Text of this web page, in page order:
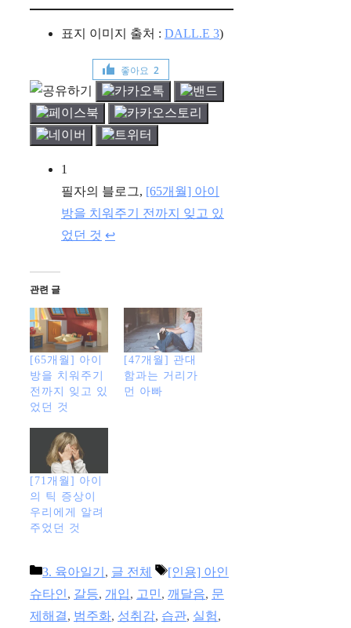
표지 이미지 출처 : DALL.E 3)
좋아요 2
1
필자의 블로그, [65개월] 아이
방을 치워주기 전까지 잊고 있
었던 것 ↩︎
관련 글
[65개월] 아이
방을 치워주기
전까지 잊고 있
었던 것
[47개월] 관대
함과는 거리가
먼 아빠
[71개월] 아이
의 틱 증상이
우리에게 알려
주었던 것
카
테
고
3. 육아일기 , 글 전체
태
그
[인용] 아인
슈타인 , 갈등, 개입, 고민 , 깨달음, 문
제해결, 범주화, 성취감, 습관, 실험,